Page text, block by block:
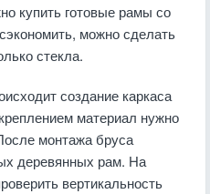
купить готовые рамы со
можно сделать
стекла.
создание каркаса
материал нужно
монтажа бруса
деревянных рам. На
вертикальность